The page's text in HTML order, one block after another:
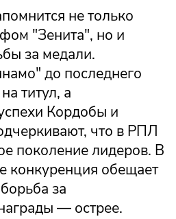
не только
"Зенита", но и
за медали.
до последнего
титул, а
Кордобы и
что в РПЛ
поколение лидеров. В
конкуренция обещает
за
— острее.